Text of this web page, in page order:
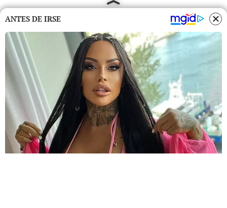
ANTES DE IRSE